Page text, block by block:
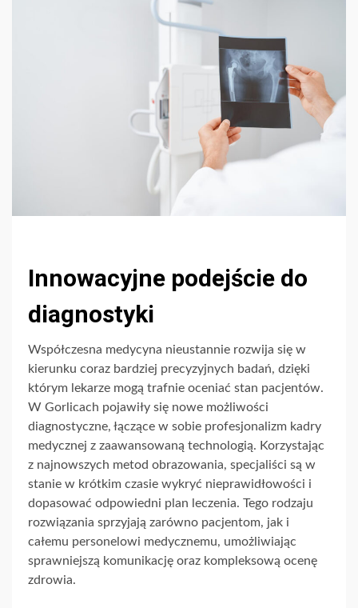
Innowacyjne podejście do
diagnostyki
Współczesna medycyna nieustannie rozwija się w
kierunku coraz bardziej precyzyjnych badań, dzięki
którym lekarze mogą trafnie oceniać stan pacjentów.
W Gorlicach pojawiły się nowe możliwości
diagnostyczne, łączące w sobie profesjonalizm kadry
medycznej z zaawansowaną technologią. Korzystając
z najnowszych metod obrazowania, specjaliści są w
stanie w krótkim czasie wykryć nieprawidłowości i
dopasować odpowiedni plan leczenia. Tego rodzaju
rozwiązania sprzyjają zarówno pacjentom, jak i
całemu personelowi medycznemu, umożliwiając
sprawniejszą komunikację oraz kompleksową ocenę
zdrowia.